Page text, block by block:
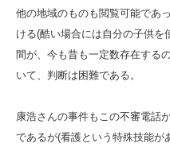
他の地域のものも閲覧可能であ
ける(酷い場合には自分の子供を
間が、今も昔も一定数存在する
いて、判断は困難である。
康浩さんの事件もこの不審電話
であるが(看護という特殊技能が